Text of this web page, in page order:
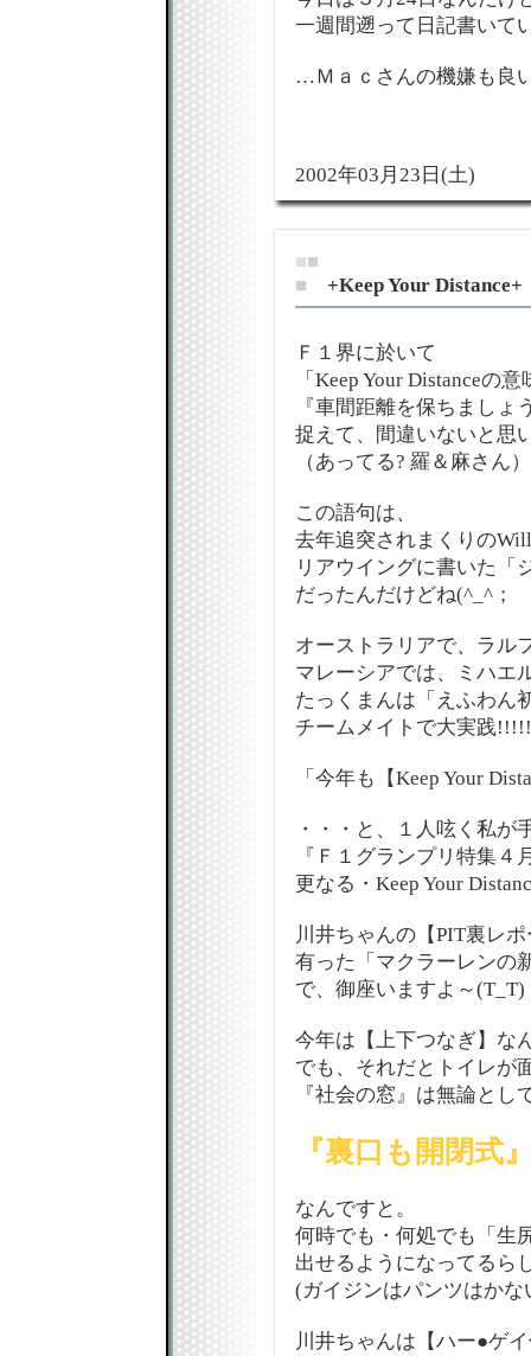
一週間遡って日記書いて
…Ｍａｃさんの機嫌も良
2002年03月23日(土)
■■
■
+Keep Your Distance+
Ｆ１界に於いて
「Keep Your Distanceの
『車間距離を保ちましょ
捉えて、間違いないと思
（あってる? 羅＆麻さん）
この語句は、
去年追突されまくりの
リアウイングに書いた「
だったんだけどね(^_^；
オーストラリアで、ラル
マレーシアでは、ミハエ
たっくまんは「えふわん
チームメイトで大実践
「今年も【Keep Your
・・・と、１人呟く私が
『Ｆ１グランプリ特集４
更なる・Keep Your
川井ちゃんの【PIT裏レ
有った「マクラーレンの
で、御座いますよ～(T_T)
今年は【上下つなぎ】な
でも、それだとトイレが
『社会の窓』は無論とし
『裏口も開閉式
なんですと。
何時でも・何処でも「生
出せるようになってるら
(ガイジンはパンツはかな
川井ちゃんは【ハー●ゲ